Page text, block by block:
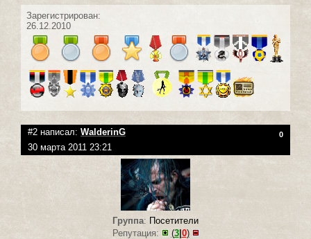
Зарегистрирован:
26.12.2010
#2 написал: WalderinG 0
30 марта 2011 23:21
Группа: Посетители
Репутация:
(3| 0)